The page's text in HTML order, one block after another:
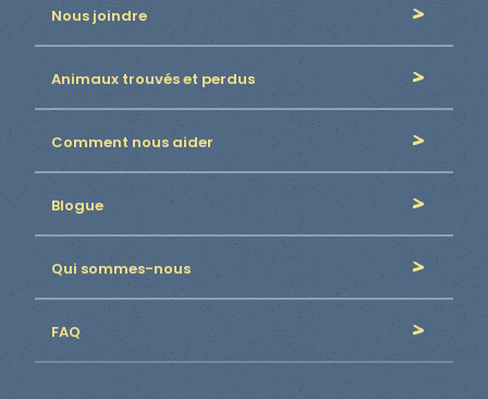
Nous joindre
Animaux trouvés et perdus
Comment nous aider
Blogue
Qui sommes-nous
FAQ